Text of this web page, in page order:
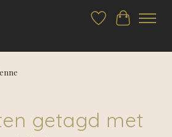
Verlanglijst
getagd met